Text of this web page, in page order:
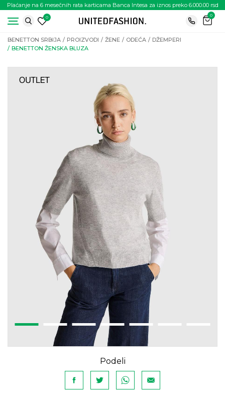
Plaćanje na 6 mesečnih rata karticama Banca Intesa za iznos preko 6.000.00 rsd
0
0
BENETTON SRBIJA PROIZVODI ŽENE ODEĆA
DŽEMPERI
BENETTON ŽENSKA BLUZA
Podeli